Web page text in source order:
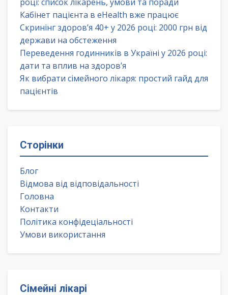
Кабінет пацієнта в eHealth вже працює
Скринінг здоров’я 40+ у 2026 році: 2000 грн від
держави на обстеження
Переведення годинників в Україні у 2026 році:
дати та вплив на здоров’я
Як вибрати сімейного лікаря: простий гайд для
пацієнтів
Сторінки
Блог
Відмова від відповідальності
Головна
Контакти
Політика конфідеціальності
Умови використання
Сімейні лікарі